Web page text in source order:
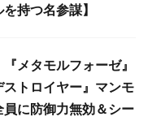
持つ名参謀】
メタモルフォーゼ』
トロイヤー』マンモ
に防御力無効＆シー